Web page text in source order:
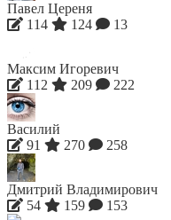
Павел Цереня
114
124 13
Максим Игоревич
112
209 222
Василий
91
270 258
Дмитрий Владимирович
54
159 153